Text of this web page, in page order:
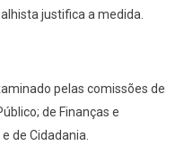
justifica a medida.
pelas comissões de
de Finanças e
de Cidadania.